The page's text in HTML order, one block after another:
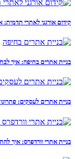
קידום אורגני לאתרי תדמית:
בניית אתרים בחיפה: איך
בניית אתרים לעסקים:
בניית אתרי וורדפרס: איך